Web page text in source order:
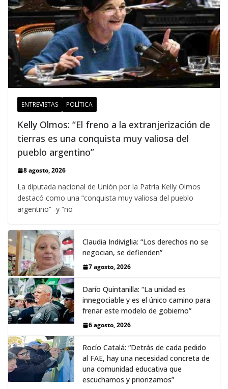
ENTREVISTAS POLÍTICA
Kelly Olmos: “El freno a la extranjerización de
tierras es una conquista muy valiosa del
pueblo argentino”
8 agosto, 2026
La diputada nacional de Unión por la Patria Kelly Olmos
destacó como una “conquista muy valiosa del pueblo
argentino” -y “no
Claudia Indiviglia: “Los derechos no se
negocian, se defienden”
7 agosto, 2026
Darío Quintanilla: “La unidad es
innegociable y es el único camino para
frenar este modelo de gobierno”
6 agosto, 2026
Rocío Catalá: “Detrás de cada pedido
al FAE, hay una necesidad concreta de
una comunidad educativa que
escuchamos y priorizamos”